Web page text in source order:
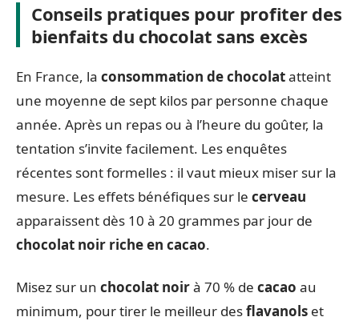
Conseils pratiques pour profiter des
bienfaits du chocolat sans excès
En France, la consommation de chocolatatteint
une moyenne de sept kilos par personne chaque
année. Après un repas ou à l’heure du goûter, la
tentation s’invite facilement. Les enquêtes
récentes sont formelles : il vaut mieux miser sur la
mesure. Les effets bénéfiques sur le cerveau
apparaissent dès 10 à 20 grammes par jour de
chocolat noir riche en cacao.
Misez sur un chocolat noirà 70 % de cacao au
minimum, pour tirer le meilleur desflavanols et